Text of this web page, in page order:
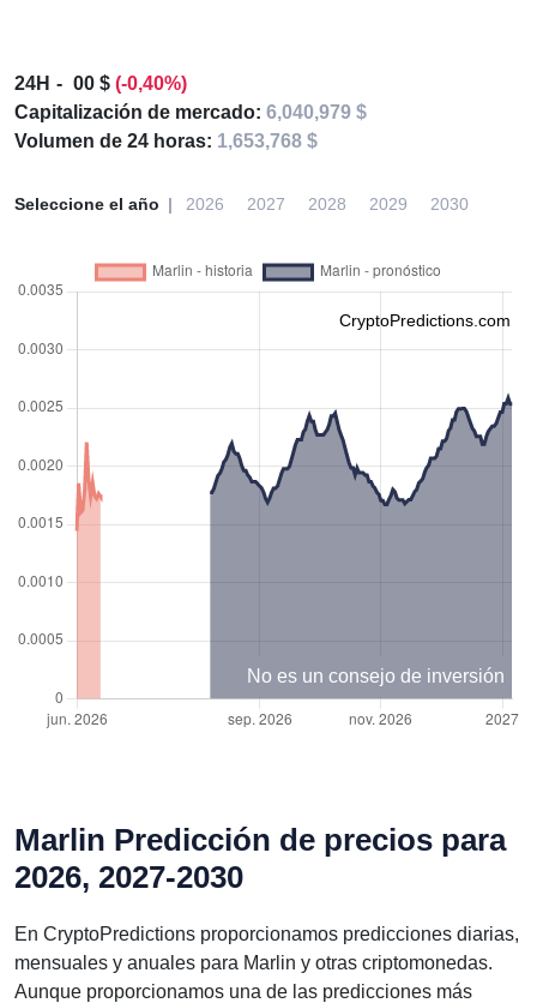
24H 00 $ (-0,40%)
Capitalización de mercado: 6,040,979 $
Volumen de 24 horas: 1,653,768 $
Seleccione el año 2026 2027 2028 2029 2030
CryptoPredictions.com
No es un consejo de inversión
Marlin Predicción de precios para
2026, 2027-2030
En CryptoPredictions proporcionamos predicciones diarias,
mensuales y anuales para Marlin y otras criptomonedas.
Aunque proporcionamos una de las predicciones más